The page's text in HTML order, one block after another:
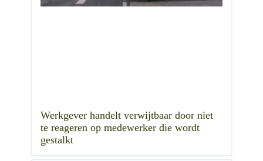
Werkgever handelt verwijtbaar door niet
te reageren op medewerker die wordt
gestalkt